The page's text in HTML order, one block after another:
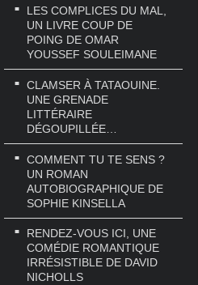
LES COMPLICES DU MAL,
UN LIVRE COUP DE
POING DE OMAR
YOUSSEF SOULEIMANE
CLAMSER À TATAOUINE.
UNE GRENADE
LITTÉRAIRE
DÉGOUPILLÉE…
COMMENT TU TE SENS ?
UN ROMAN
AUTOBIOGRAPHIQUE DE
SOPHIE KINSELLA
RENDEZ-VOUS ICI, UNE
COMÉDIE ROMANTIQUE
IRRÉSISTIBLE DE DAVID
NICHOLLS